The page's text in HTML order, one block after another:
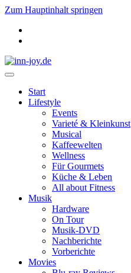
Zum Hauptinhalt springen
Start
Lifestyle
Events
Varieté & Kleinkunst
Musical
Kaffeewelten
Wellness
Für Gourmets
Küche & Leben
All about Fitness
Musik
Hardware
On Tour
Musik-DVD
Nachberichte
Vorberichte
Movies